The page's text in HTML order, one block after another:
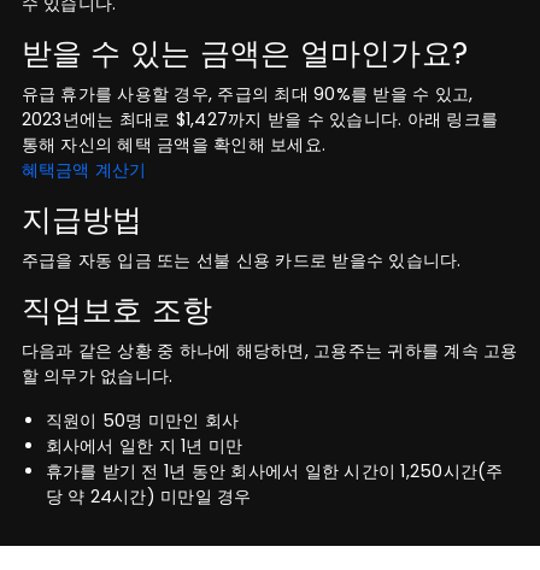
받을 수 있는 금액은 얼마인가요?
유급 휴가를 사용할 경우, 주급의 최대 90%를 받을 수 있고,
2023년에는 최대로 $1,427까지 받을 수 있습니다. 아래 링크를
통해 자신의 혜택 금액을 확인해 보세요.
혜택금액 계산기
지급방법
주급을 자동 입금 또는 선불 신용 카드로 받을수 있습니다.
직업보호 조항
다음과 같은 상황 중 하나에 해당하면, 고용주는 귀하를 계속 고용
할 의무가 없습니다.
직원이 50명 미만인 회사
회사에서 일한 지 1년 미만
휴가를 받기 전 1년 동안 회사에서 일한 시간이 1,250시간(주
당 약 24시간) 미만일 경우